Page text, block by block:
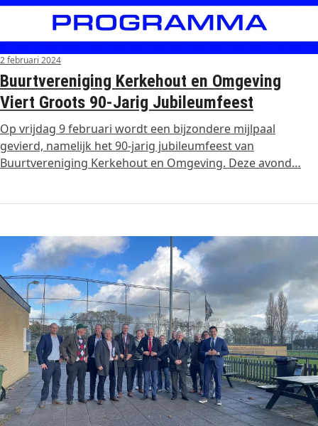
2 februari 2024
Buurtvereniging Kerkehout en Omgeving
Viert Groots 90-Jarig Jubileumfeest
Op vrijdag 9 februari wordt een bijzondere mijlpaal
gevierd, namelijk het 90-jarig jubileumfeest van
Buurtvereniging Kerkehout en Omgeving. Deze avond…